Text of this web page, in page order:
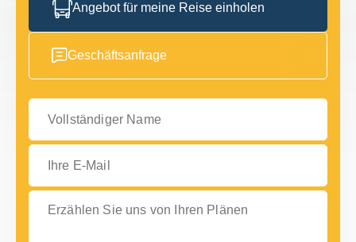
Angebot für meine Reise einholen
Geschäftsanfrage
Vollständiger Name
Ihre E-Mail
Erzählen Sie uns von Ihren Plänen